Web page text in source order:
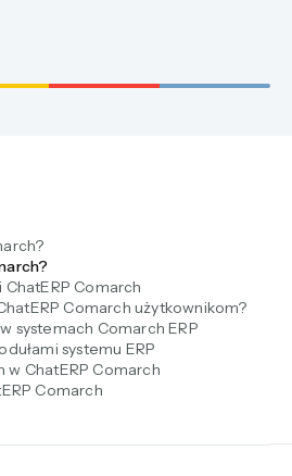
Comarch
Comarch użytkownikom?
systemach Comarch ERP
systemu ERP
ChatERP Comarch
Comarch